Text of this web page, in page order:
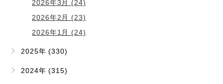
2026年3月 (24)
2026年2月 (23)
2026年1月 (24)
2025年 (330)
2024年 (315)